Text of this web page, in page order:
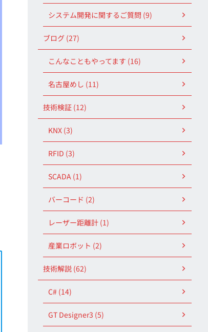
システム開発に関するご質問 (9)
ブログ (27)
こんなこともやってます (16)
名古屋めし (11)
技術検証 (12)
KNX (3)
RFID (3)
SCADA (1)
バーコード (2)
レーザー距離計 (1)
産業ロボット (2)
技術解説 (62)
C# (14)
GT Designer3 (5)